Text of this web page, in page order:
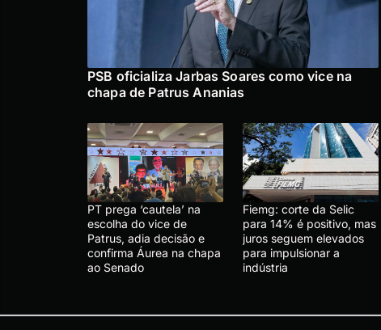
PSB oficializa Jarbas Soares como vice na
chapa de Patrus Ananias
PT prega ‘cautela’ na
escolha do vice de
Patrus, adia decisão e
confirma Áurea na chapa
ao Senado
Fiemg: corte da Selic
para 14% é positivo, mas
juros seguem elevados
para impulsionar a
indústria